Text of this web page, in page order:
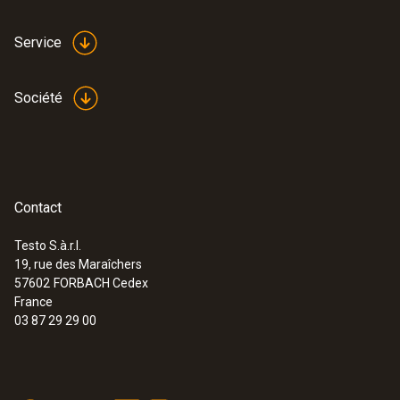
Service
Société
Contact
Testo S.à.r.l.
19, rue des Maraîchers
57602 FORBACH Cedex
France
03 87 29 29 00